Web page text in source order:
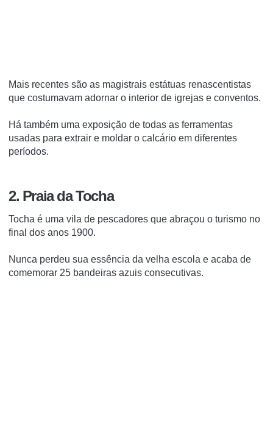
Mais recentes são as magistrais estátuas renascentistas
que costumavam adornar o interior de igrejas e conventos.
Há também uma exposição de todas as ferramentas
usadas para extrair e moldar o calcário em diferentes
períodos.
2. Praia da Tocha
Tocha é uma vila de pescadores que abraçou o turismo no
final dos anos 1900.
Nunca perdeu sua essência da velha escola e acaba de
comemorar 25 bandeiras azuis consecutivas.